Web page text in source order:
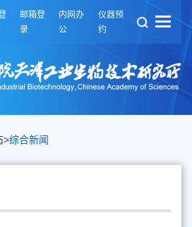
邮箱登
录
内网办
公
仪器预
约
>综合新闻